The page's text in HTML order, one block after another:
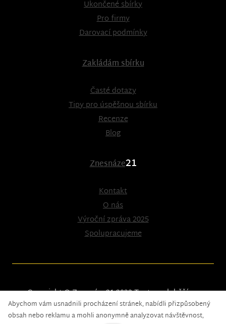
Ukončené sbírky
Pro firmy
Darovací podmínky
Zakládám sbírku
Časté dotazy
Tipy pro úspěšnou sbírku
Recenze
Blog
Znesnáze21
Kontakt
O nás
Výroční zpráva 2025
Spolupracujeme
Copyright © Znesnáze21 2023Tento web běží na
solidpixels.
Abychom vám usnadnili procházení stránek, nabídli přizpůsobený
obsah nebo reklamu a mohli anonymně analyzovat návštěvnost,